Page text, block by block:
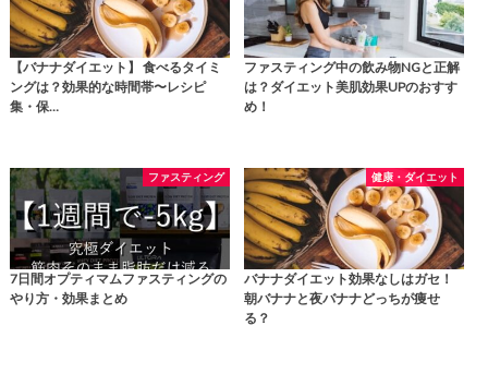
【バナナダイエット】 食べるタイミ
ングは？効果的な時間帯〜レシピ
集・保…
ファスティング中の飲み物NGと正解
は？ダイエット美肌効果UPのおすす
め！
ファスティング
7日間オプティマムファスティングの
やり方・効果まとめ
健康・ダイエット
バナナダイエット効果なしはガセ！
朝バナナと夜バナナどっちが痩せ
る？